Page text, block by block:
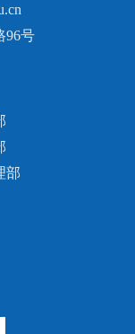
96号
部